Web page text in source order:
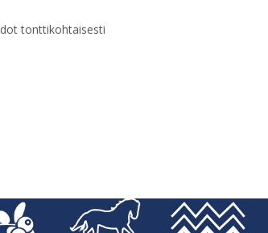
tonttikohtaisesti